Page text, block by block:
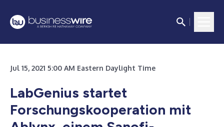
Jul 15, 2021 5:00 AM Eastern Daylight Time
LabGenius startet
Forschungskooperation mit